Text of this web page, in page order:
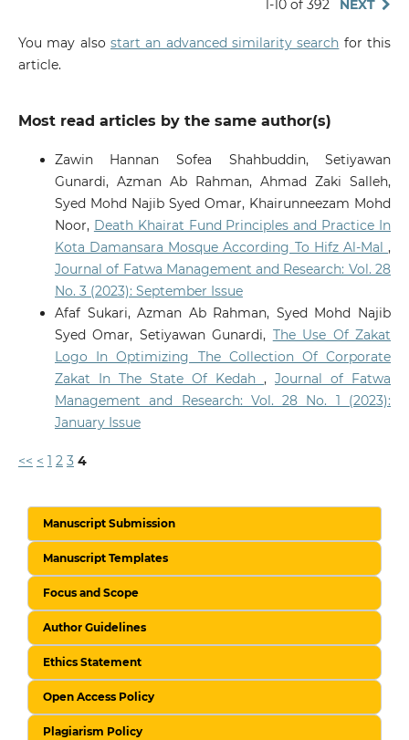
1-10 of 392 NEXT
You may also start an advanced similarity search for this
article.
Most read articles by the same author(s)
Zawin Hannan Sofea Shahbuddin, Setiyawan
Gunardi, Azman Ab Rahman, Ahmad Zaki Salleh,
Syed Mohd Najib Syed Omar, Khairunneezam Mohd
Noor, Death Khairat Fund Principles and Practice In
Kota Damansara Mosque According To Hifz Al-Mal,
Journal of Fatwa Management and Research: Vol. 28
No. 3 (2023): September Issue
Afaf Sukari, Azman Ab Rahman, Syed Mohd Najib
Syed Omar, Setiyawan Gunardi, The Use Of Zakat
Logo In Optimizing The Collection Of Corporate
Zakat In The State Of Kedah,Journal of Fatwa
Management and Research: Vol. 28 No. 1 (2023):
January Issue
<< < 1 2 3 4
Manuscript Submission
Manuscript Templates
Focus and Scope
Author Guidelines
Ethics Statement
Open Access Policy
Plagiarism Policy